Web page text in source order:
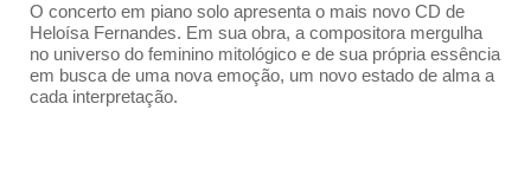
O concerto em piano solo apresenta o mais novo CD de
Heloísa Fernandes. Em sua obra, a compositora mergulha
no universo do feminino mitológico e de sua própria essência
em busca de uma nova emoção, um novo estado de alma a
cada interpretação.